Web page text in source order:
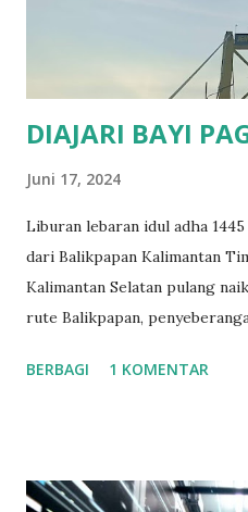
kunang betina dan
menjadikannya ideal untuk
DIAJARI BAYI
Juni 17, 2024
Liburan lebaran idul adha
dari Balikpapan Kalimantan
Kalimantan Selatan pulang
rute Balikpapan,
Binuang, Mataraman,
keadaanny antri mau masuk
BERBAGI 1 KOMENTAR